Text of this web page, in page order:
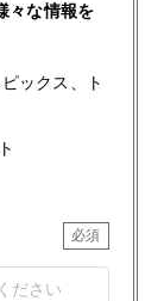
々な情報を
ックス、ト